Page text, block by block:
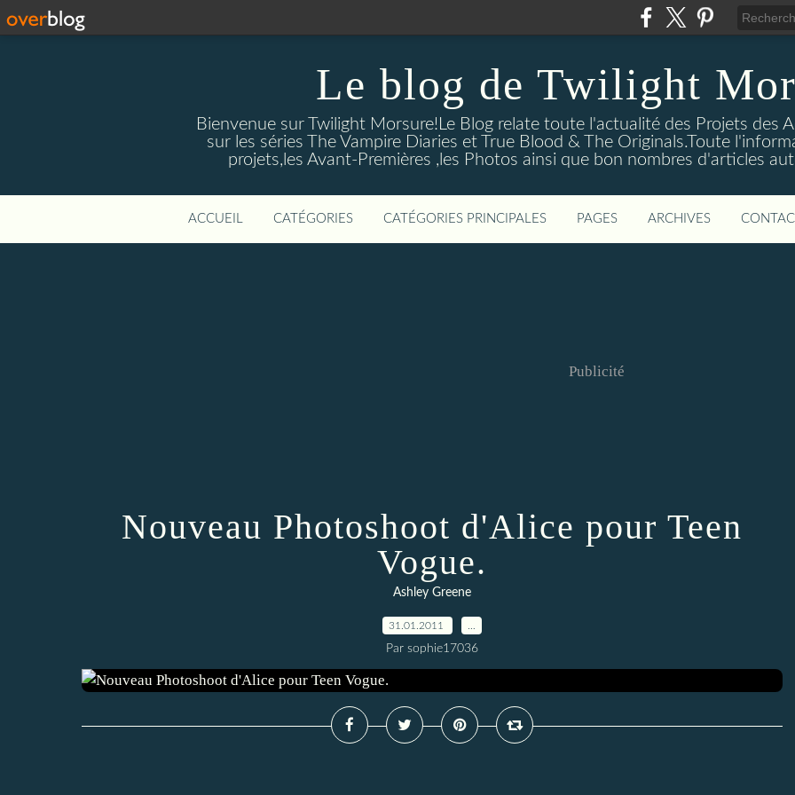
Le blog de Twilight
Bienvenue sur Twilight Morsure!Le Blog relate toute l'actualité des Projets des
sur les séries The Vampire Diaries et True Blood & The Originals.Toute
projets,les Avant-Premières ,les Photos ainsi que bon nombres d'articles
ACCUEIL CATÉGORIES CATÉGORIES PRINCIPALES PAGES ARCHIVES
Publicité
Nouveau Photoshoot d'Alice pour Teen
Vogue.
Ashley Greene
31.01.2011
Par sophie17036